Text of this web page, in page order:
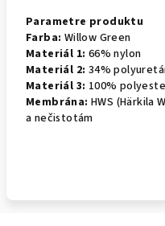
Parametre produktu
Farba: Willow Green
Materiál 1: 66% nylon
Materiál 2: 34%
Materiál 3: 100%
Membrána: HWS (Härkila
a nečistotám